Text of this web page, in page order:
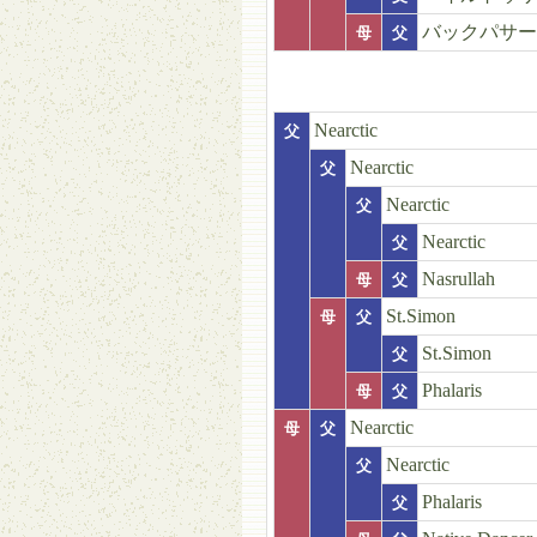
母 父 バックパサー
父 Nearctic
父 Nearctic
父 Nearctic
父 Nearctic
母 父 Nasrullah
母 父 St.Simon
父 St.Simon
母 父 Phalaris
母 父 Nearctic
父 Nearctic
父 Phalaris